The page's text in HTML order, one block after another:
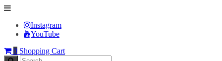
Instagram
YouTube
0 Shopping Cart